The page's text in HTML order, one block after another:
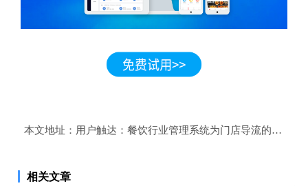
本文地址： 用户触达：餐饮行业管理系统为门店导流的实战技
相关文章